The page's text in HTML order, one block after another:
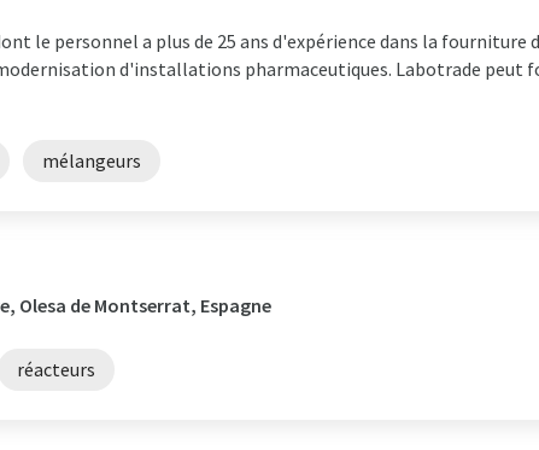
le personnel a plus de 25 ans d'expérience dans la fourniture
d'installations pharmaceutiques. Labotrade peut
mélangeurs
Olesa de Montserrat, Espagne
réacteurs